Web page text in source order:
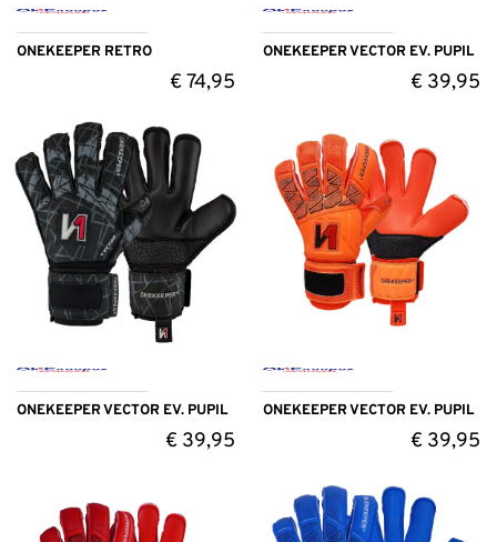
ONEKEEPER RETRO
€74,95
ONEKEEPER VECTOR EV. PUPIL
€ 39,95
ONEKEEPER VECTOR EV. PUPIL
€39,95
ONEKEEPER VECTOR EV. PUPIL
€ 39,95